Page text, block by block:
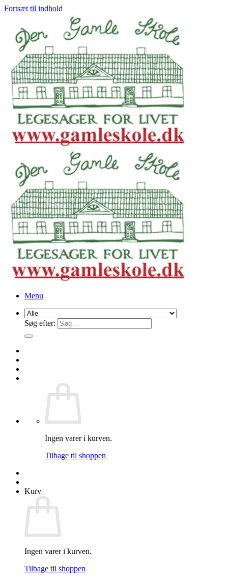
Fortsæt til indhold
Menu
Søg efter:
Ingen varer i kurven.
Tilbage til shoppen
Kurv
Ingen varer i kurven.
Tilbage til shoppen